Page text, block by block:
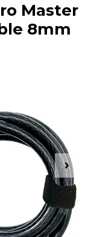
Master
8mm